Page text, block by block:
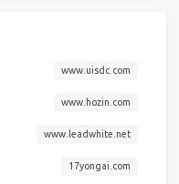
www.uisdc.com
www.hozin.com
www.leadwhite.net
17yongai.com